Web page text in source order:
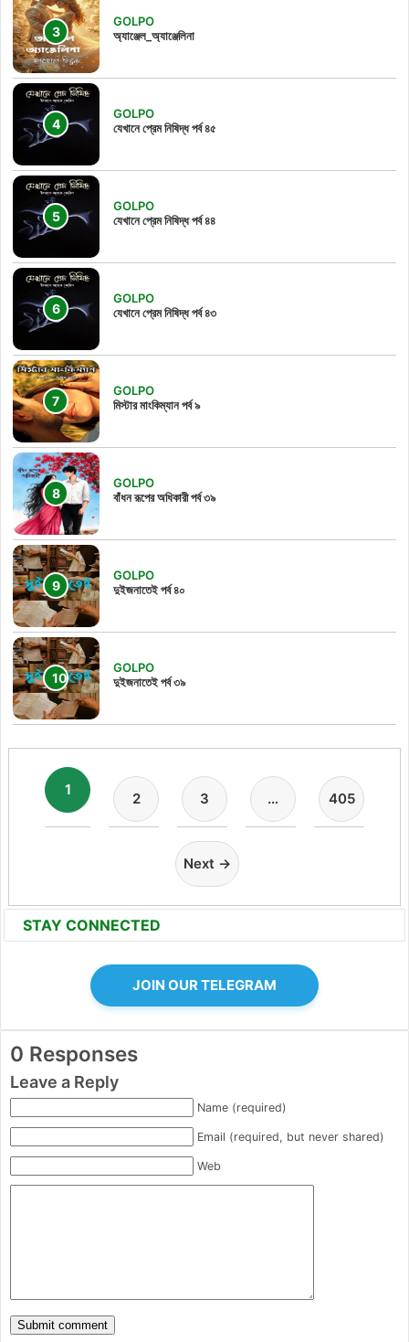
GOLPO
অ্যাঞ্জেল_অ্যাঞ্জেলিনা
GOLPO
যেখানে প্রেম নিষিদ্ধ পর্ব ৪৫
GOLPO
যেখানে প্রেম নিষিদ্ধ পর্ব ৪৪
GOLPO
যেখানে প্রেম নিষিদ্ধ পর্ব ৪৩
GOLPO
মিস্টার মাংকিম্যান পর্ব ৯
GOLPO
বাঁধন রূপের অধিকারী পর্ব ৩৯
GOLPO
দুইজনাতেই পর্ব ৪০
GOLPO
দুইজনাতেই পর্ব ৩৯
1
2 3 … 405
Next →
STAY CONNECTED
JOIN OUR TELEGRAM
0 Responses
Leave a Reply
Name (required)
Email (required, but never shared)
Web